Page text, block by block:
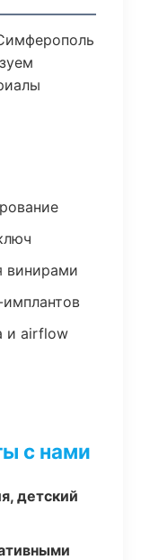
винирами
и airflow
с нами
детский